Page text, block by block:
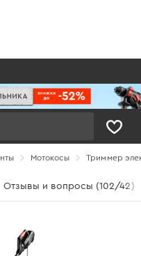
Мотокосы Триммер
Отзывы и вопросы (102/42)